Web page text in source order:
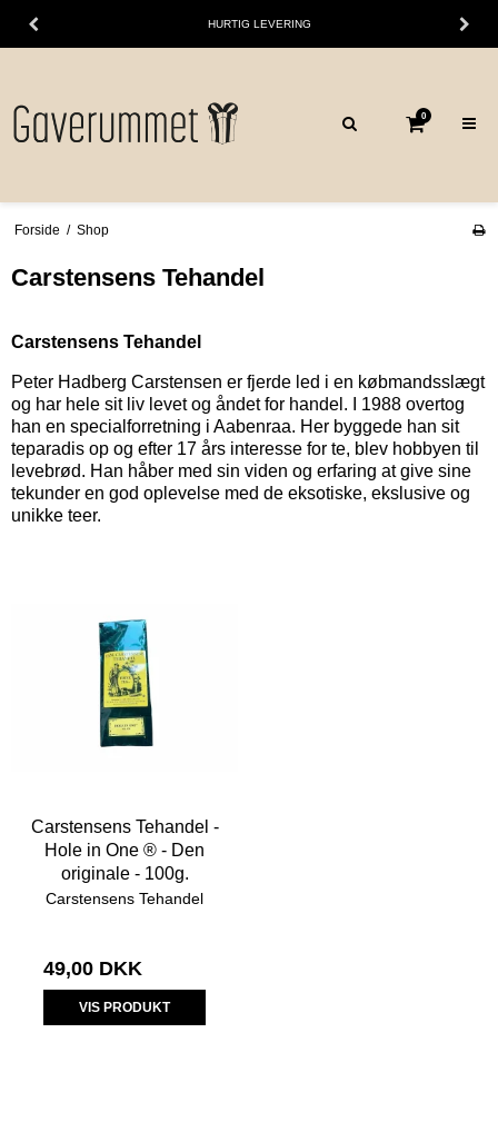
HURTIG LEVERING
0
Forside / Shop
Carstensens Tehandel
Carstensens Tehandel
Peter Hadberg Carstensen er fjerde led i en købmandsslægt
og har hele sit liv levet og åndet for handel. I 1988 overtog
han en specialforretning i Aabenraa. Her byggede han sit
teparadis op og efter 17 års interesse for te, blev hobbyen til
levebrød. Han håber med sin viden og erfaring at give sine
tekunder en god oplevelse med de eksotiske, ekslusive og
unikke teer.
Carstensens Tehandel -
Hole in One ® - Den
originale - 100g.
Carstensens Tehandel
49,00 DKK
VIS PRODUKT